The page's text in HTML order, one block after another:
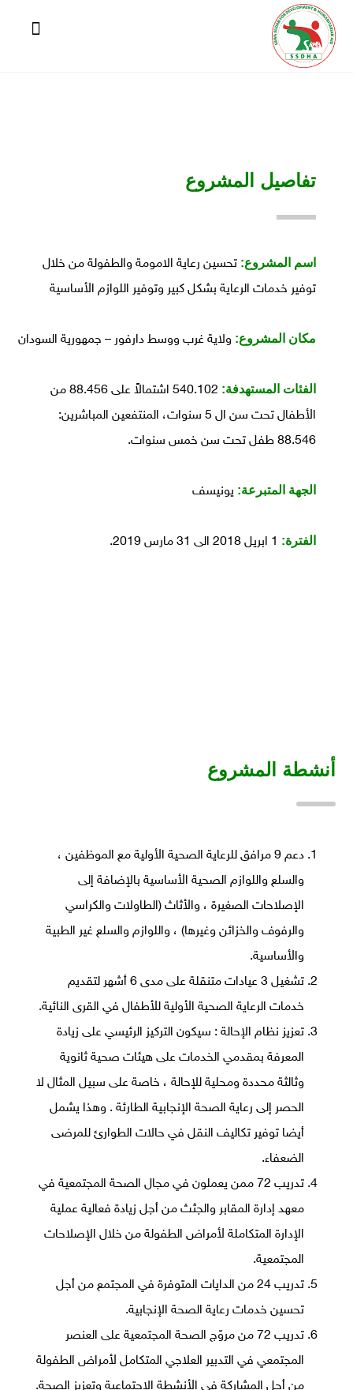
تفاصيل المشروع
اسم المشروع: تحسين رعاية الامومة والطفولة من خلال
توفير خدمات الرعاية بشكل كبير وتوفير اللوازم الأساسية
مكان المشروع: ولاية غرب ووسط دارفور – جمهورية السودان
الفئات المستهدفة:
540.102 اشتمالاً على 88.456 من
الأطفال تحت سن ال 5 سنوات، المنتفعين المباشرين:
88.546 طفل تحت سن خمس سنوات.
الجهة المتبرعة: يونيسف
الفترة: 1 ابريل 2018 الى 31 مارس 2019.
أنشطة المشروع
دعم 9 مرافق للرعاية الصحية الأولية مع الموظفين ،
والسلع واللوازم الصحية الأساسية بالإضافة إلى
الإصلاحات الصغيرة ، والأثاث (الطاولات والكراسي
والرفوف والخزائن وغيرها) ، واللوازم والسلع غير الطبية
والأساسية.
تشغيل 3 عيادات متنقلة على مدى 6 أشهر لتقديم
خدمات الرعاية الصحية الأولية للأطفال في القرى النائية.
تعزيز نظام الإحالة : سيكون التركيز الرئيسي على زيادة
المعرفة بمقدمي الخدمات على هيئات صحية ثانوية
وثالثة محددة ومحلية للإحالة ، خاصة على سبيل المثال لا
الحصر إلى رعاية الصحة الإنجابية الطارئة . وهذا يشمل
أيضا توفير تكاليف النقل في حالات الطوارئ للمرضى
الضعفاء.
تدريب 72 ممن يعملون في مجال الصحة المجتمعية في
معهد إدارة المقابر والجثث من أجل زيادة فعالية عملية
الإدارة المتكاملة لأمراض الطفولة من خلال الإصلاحات
المجتمعية.
تدريب 24 من الدايات المتوفرة في المجتمع من أجل
تحسين خدمات رعاية الصحة الإنجابية.
تدريب 72 من مروّج الصحة المجتمعية على العنصر
المجتمعي في التدبير العلاجي المتكامل لأمراض الطفولة
من أجل المشاركة في الأنشطة الاجتماعية وتعزيز الصحة.